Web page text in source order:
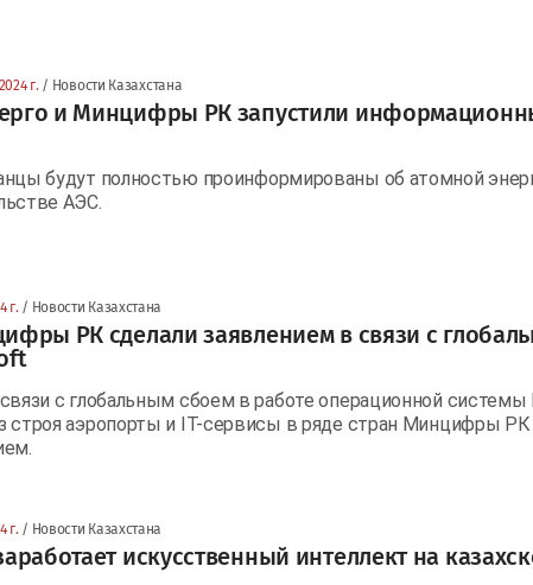
г. / Новости Казахстана
и Минцифры РК запустили
будут полностью проинформированы об атомной
АЭС.
г. / Новости Казахстана
РК сделали заявлением в связи с
с глобальным сбоем в работе операционной
строя аэропорты и IT-сервисы в ряде стран Минцифры
г. / Новости Казахстана
искусственный интеллект на